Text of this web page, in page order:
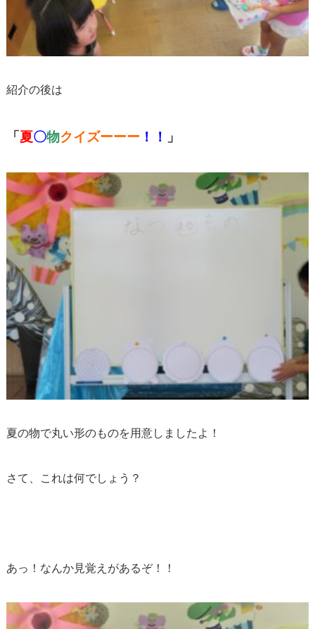
紹介の後は
「 夏〇物クイズーーー ！！ 」
夏の物で丸い形のものを用意しましたよ！
さて、これは何でしょう？
あっ！なんか見覚えがあるぞ！！